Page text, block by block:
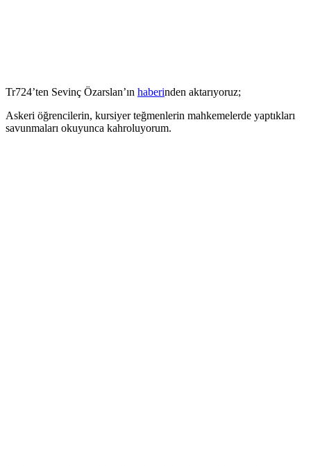
Tr724’ten Sevinç Özarslan’ın haberinden aktarıyoruz;
Askeri öğrencilerin, kursiyer teğmenlerin mahkemelerde yaptıkları
savunmaları okuyunca kahroluyorum.